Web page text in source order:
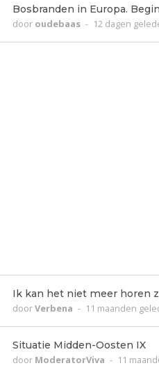
Bosbranden in Europa.
door oudebaas - 12 dagen
Ik kan het niet meer horen
doorVerbena - 11 maanden
Situatie Midden-Oosten IX
door ModeratorViva - 11